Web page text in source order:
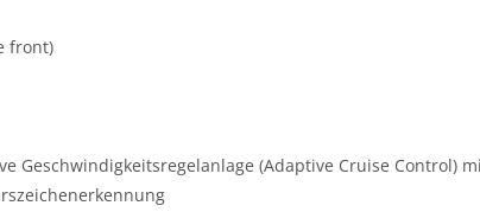
front)
Geschwindigkeitsregelanlage (Adaptive Cruise Control)